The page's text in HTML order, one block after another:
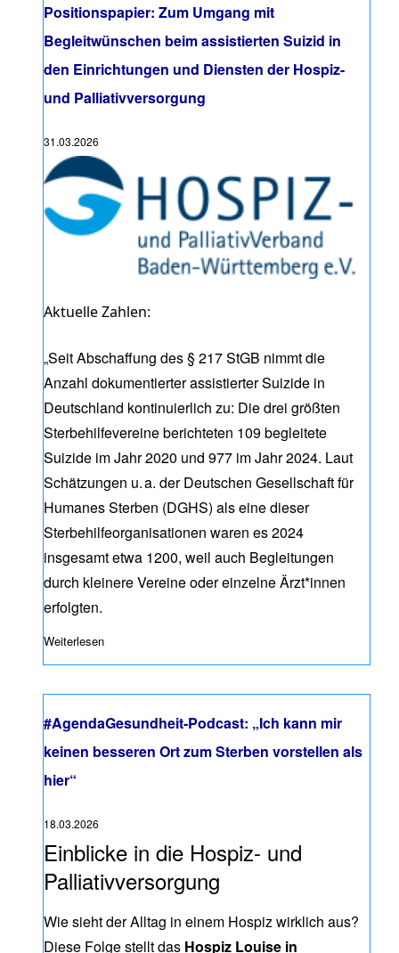
Positionspapier: Zum Umgang mit
Begleitwünschen beim assistierten Suizid in
den Einrichtungen und Diensten der Hospiz-
und Palliativversorgung
31.03.2026
Aktuelle Zahlen:
„Seit Abschaffung des § 217 StGB nimmt die
Anzahl dokumentierter assistierter Suizide in
Deutschland kontinuierlich zu: Die drei größten
Sterbehilfevereine berichteten 109 begleitete
Suizide im Jahr 2020 und 977 im Jahr 2024. Laut
Schätzungen u. a. der Deutschen Gesellschaft für
Humanes Sterben (DGHS) als eine dieser
Sterbehilfeorganisationen waren es 2024
insgesamt etwa 1200, weil auch Begleitungen
durch kleinere Vereine oder einzelne Ärzt*innen
erfolgten.
Weiterlesen
#AgendaGesundheit-Podcast: „Ich kann mir
keinen besseren Ort zum Sterben vorstellen als
hier“
18.03.2026
Einblicke in die Hospiz- und
Palliativversorgung
Wie sieht der Alltag in einem Hospiz wirklich aus?
Diese Folge stellt das Hospiz Louise in